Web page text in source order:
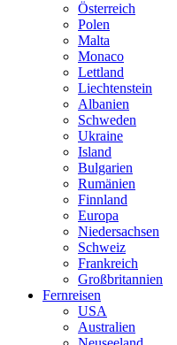
Österreich
Polen
Malta
Monaco
Lettland
Liechtenstein
Albanien
Schweden
Ukraine
Island
Bulgarien
Rumänien
Finnland
Europa
Niedersachsen
Schweiz
Frankreich
Großbritannien
Fernreisen
USA
Australien